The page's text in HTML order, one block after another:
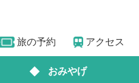
旅の予約 アクセス
おみやげ